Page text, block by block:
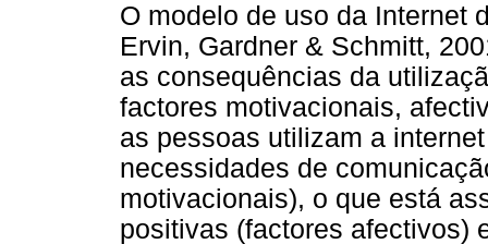
O modelo de uso da Internet
Ervin, Gardner & Schmitt,
as consequências da
factores motivacionais,
as pessoas utilizam a
necessidades de
motivacionais), o que está
positivas (factores afectivos)